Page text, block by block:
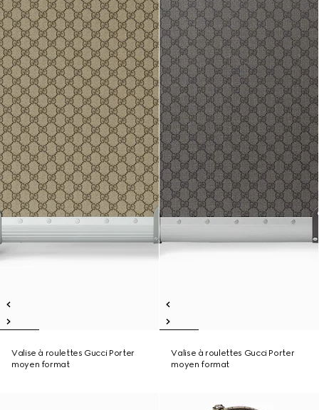
Valise à roulettes Gucci Porter
moyen format
Valise à roulettes Gucci Porter
moyen format